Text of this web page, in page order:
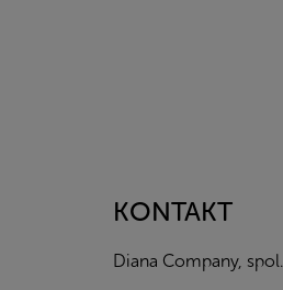
KONTAKT
Diana Company,